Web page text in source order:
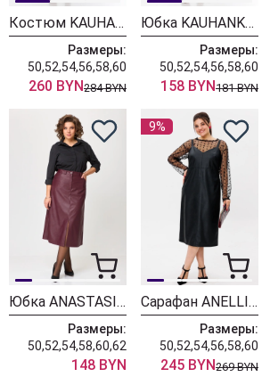
Костюм KAUHANKA 004 черный + молочный
Размеры:
50,52,54,56,58,60
260 BYN284 BYN
Юбка KAUHANKA 001 коричневый
Размеры:
50,52,54,56,58,60
158 BYN181 BYN
Юбка ANASTASIA MAK 1215 винный
Размеры:
50,52,54,58,60,62
148 BYN
9%
Сарафан ANELLI LAUREL 1497 готика
Размеры:
50,52,54,56,58,60
245 BYN269 BYN